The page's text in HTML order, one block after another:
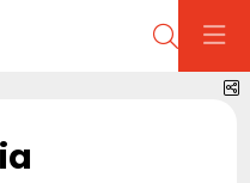
Cerca